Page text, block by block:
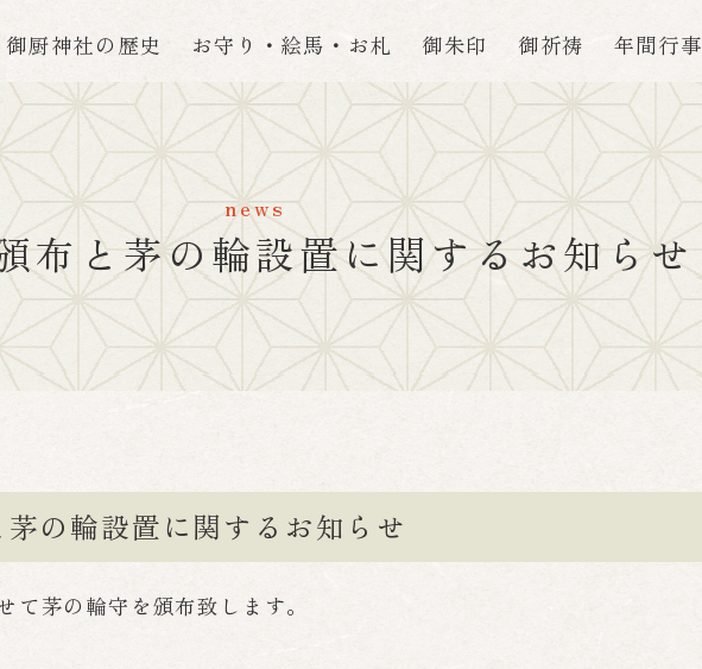
御厨神社の歴史 お守り・絵馬・お札 御朱印 御祈祷 年間行事
news
布と茅の輪設置に関するお知らせ
の輪設置に関するお知らせ
茅の輪守を頒布致します。